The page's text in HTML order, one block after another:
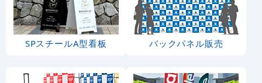
SPスチールA型看板 バックパネル販売